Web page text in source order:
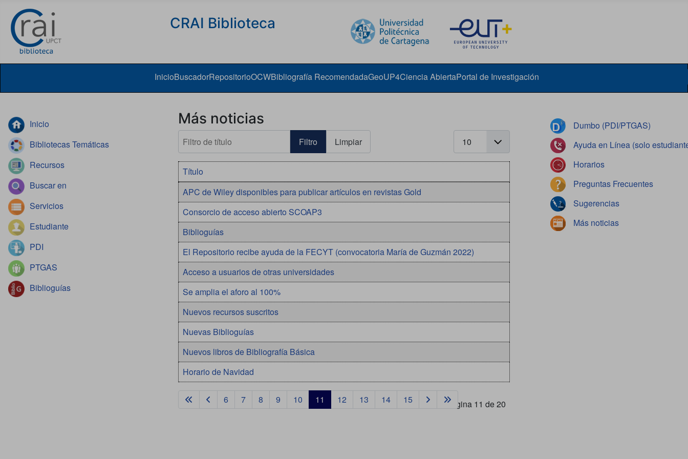
CRAI Biblioteca
InicioBuscadorRepositorioOCWBibliografía RecomendadaGeoUP4Ciencia AbiertaPortal de Investigación
Inicio
Bibliotecas Temáticas
Recursos
Buscar en
Servicios
Estudiante
PDI
PTGAS
Biblioguías
Dumbo (PDI/PTGAS)
Ayuda en Línea (solo
Horarios
Preguntas Frecuentes
Sugerencias
Más noticias
Más noticias
Filtro de título
Filtro Limpiar
Cantidad
Artículos
Título
APC de Wiley disponibles para publicar artículos en revistas Gold
Consorcio de acceso abierto SCOAP3
Biblioguías
El Repositorio recibe ayuda de la FECYT (convocatoria María de Guzmán 2022)
Acceso a usuarios de otras universidades
Se amplia el aforo al 100%
Nuevos recursos suscritos
Nuevas Biblioguías
Nuevos libros de Bibliografía Básica
Horario de Navidad
Página 11 de 20
6 7 8 9 10 11 12 13 14 15